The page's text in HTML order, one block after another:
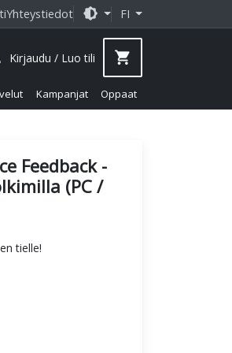
Yhteystiedot brightness_medium FI
Kampanjat Oppaat
Kirjaudu / Luo tili shopping_cart
Feedback -
(PC /
tielle!